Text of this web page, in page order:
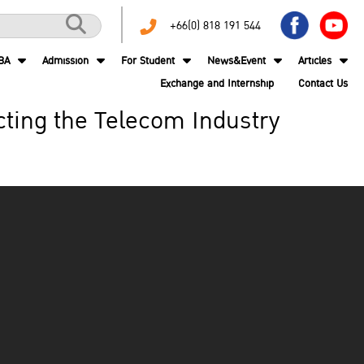
+66(0) 818 191 544
Admission For Student News&Event
Articles
Exchange and Internship
Contact Us
the Telecom Industry